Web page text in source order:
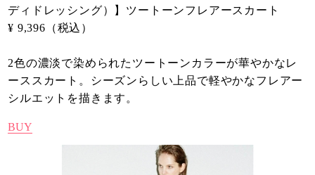
ディドレッシング）】ツートーンフレアースカート
¥ 9,396（税込）
2色の濃淡で染められたツートーンカラーが華やかなレ
ーススカート。シーズンらしい上品で軽やかなフレアー
シルエットを描きます。
BUY